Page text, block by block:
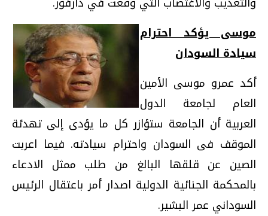
موسى يؤكد احترام
سيادة السودان
أكد عمرو موسى الأمين
العام لجامعة الدول
العربية أن الجامعة ستؤازر كل ما يؤدى إلى تهدئة
الموقف فى السودان واحترام سيادته. فيما اعربت
الصين عن قلقها البالغ من طلب ممثل الادعاء
بالمحكمة الجنائية الدولية اصدار أمر باعتقال الرئيس
السوداني عمر البشير.